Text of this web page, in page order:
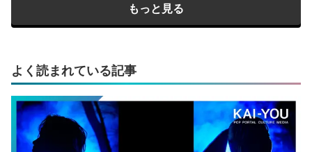
もっと見る
よく読まれている記事